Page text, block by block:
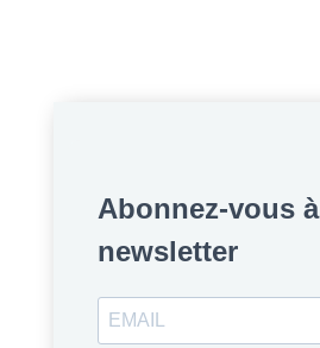
Abonnez-vous
newsletter